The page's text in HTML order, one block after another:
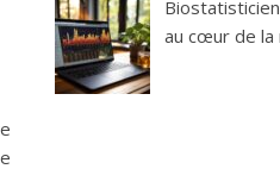
au cœur de la